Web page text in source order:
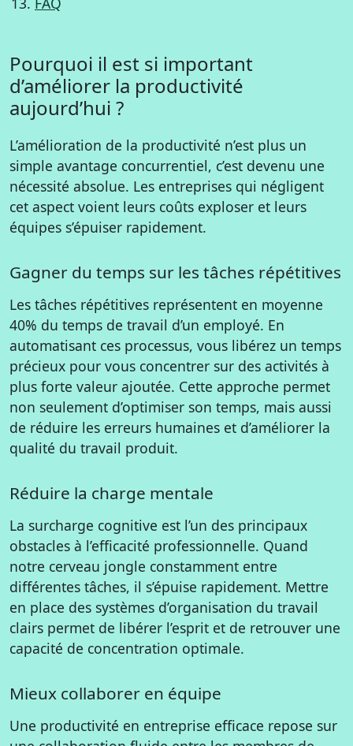
Pourquoi il est si important
d’améliorer la productivité
aujourd’hui ?
L’amélioration de la productivité n’est plus un
simple avantage concurrentiel, c’est devenu une
nécessité absolue. Les entreprises qui négligent
cet aspect voient leurs coûts exploser et leurs
équipes s’épuiser rapidement.
Gagner du temps sur les tâches répétitives
Les tâches répétitives représentent en moyenne
40% du temps de travail d’un employé. En
automatisant ces processus, vous libérez un temps
précieux pour vous concentrer sur des activités à
plus forte valeur ajoutée. Cette approche permet
non seulement d’optimiser son temps, mais aussi
de réduire les erreurs humaines et d’améliorer la
qualité du travail produit.
Réduire la charge mentale
La surcharge cognitive est l’un des principaux
obstacles à l’efficacité professionnelle. Quand
notre cerveau jongle constamment entre
différentes tâches, il s’épuise rapidement. Mettre
en place des systèmes d’organisation du travail
clairs permet de libérer l’esprit et de retrouver une
capacité de concentration optimale.
Mieux collaborer en équipe
Une productivité en entreprise efficace repose sur